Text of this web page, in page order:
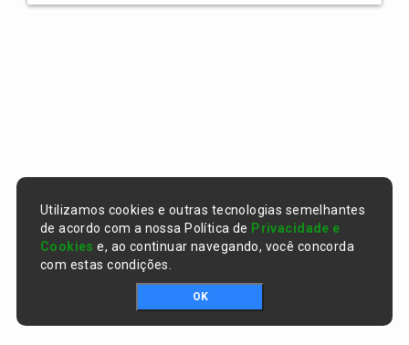
Utilizamos cookies e outras tecnologias semelhantes
de acordo com a nossa Política de Privacidade e
Cookies e, ao continuar navegando, você concorda
com estas condições.
OK